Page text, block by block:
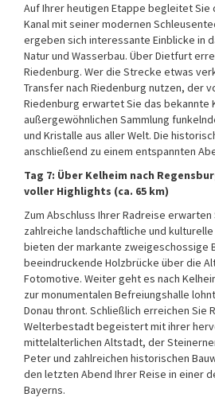
Auf Ihrer heutigen Etappe begleitet Sie
Kanal mit seiner modernen
ergeben sich interessante Einblicke in
Natur und Wasserbau. Über Dietfurt
Riedenburg. Wer die Strecke etwas
Transfer nach Riedenburg nutzen, der
Riedenburg erwartet Sie das bekannte
außergewöhnlichen Sammlung
und Kristalle aus aller Welt. Die
anschließend zu einem entspannten
Tag 7: Über Kelheim nach
voller Highlights (ca. 65 km)
Zum Abschluss Ihrer Radreise erwarten
zahlreiche landschaftliche und
bieten der markante zweigeschossige
beeindruckende Holzbrücke über die
Fotomotive. Weiter geht es nach
zur monumentalen Befreiungshalle
Donau thront. Schließlich erreichen Sie
Welterbestadt begeistert mit ihrer
mittelalterlichen Altstadt, der
Peter und zahlreichen historischen
den letzten Abend Ihrer Reise in einer
Bayerns.